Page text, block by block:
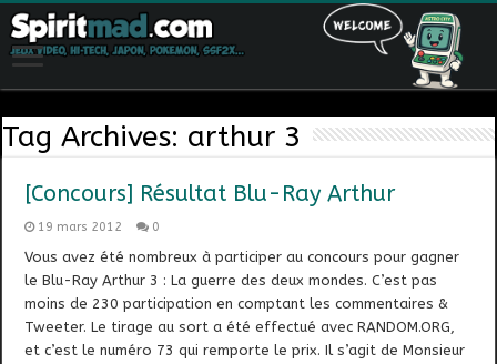
Tag Archives: arthur 3
[Concours] Résultat Blu-Ray Arthur
19 mars 2012 0
Vous avez été nombreux à participer au concours pour gagner
le Blu-Ray Arthur 3 : La guerre des deux mondes. C’est pas
moins de 230 participation en comptant les commentaires &
Tweeter. Le tirage au sort a été effectué avec RANDOM.ORG,
et c’est le numéro 73 qui remporte le prix. Il s’agit de Monsieur